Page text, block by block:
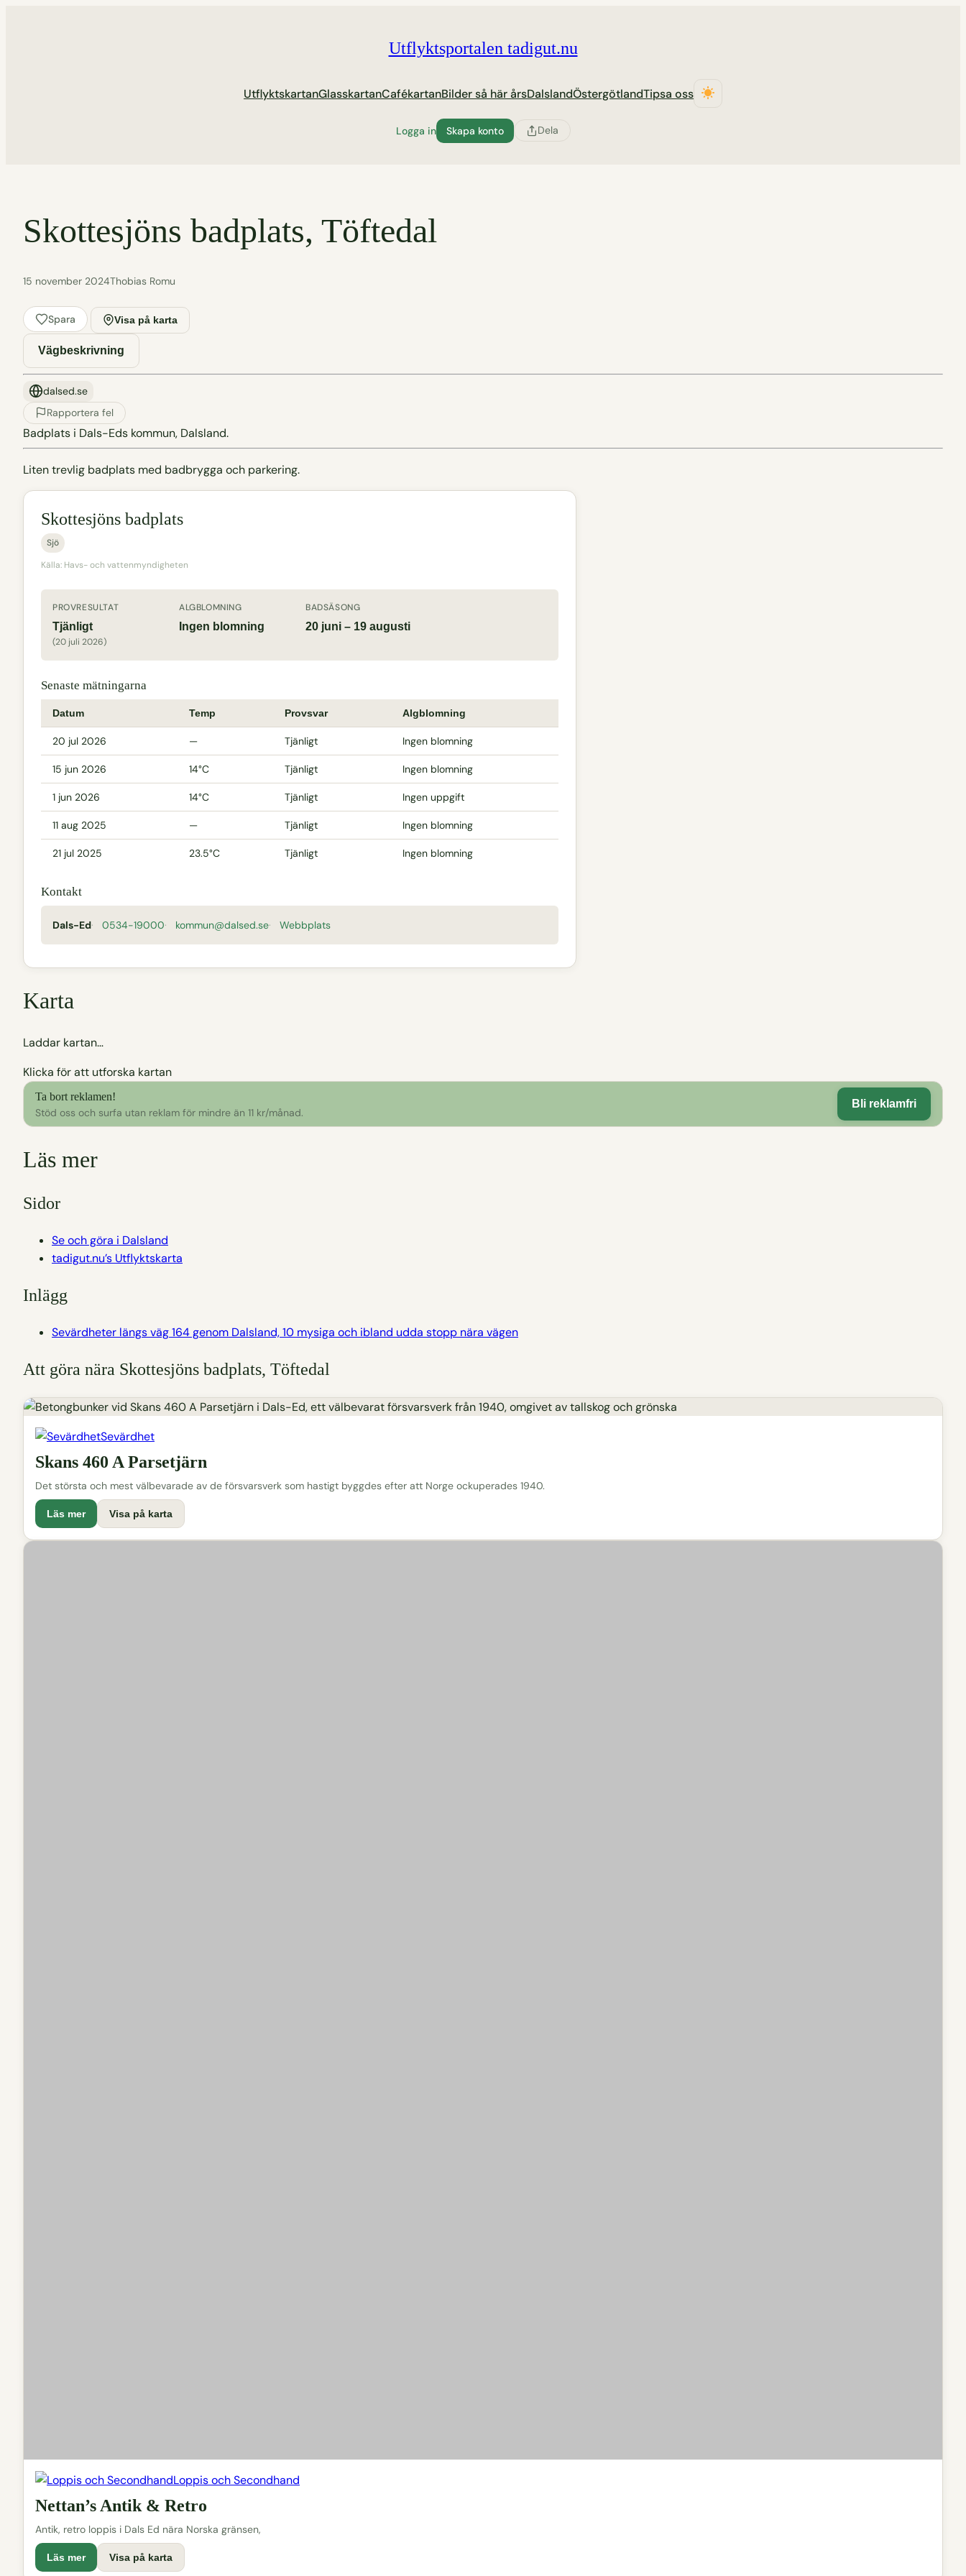
Utflyktsportalen tadigut.nu
UtflyktskartanGlasskartanCafékartanBilder så här årsDalslandÖstergötlandTipsa oss
Logga in Skapa konto Dela
Skottesjöns badplats, Töftedal
15 november 2024Thobias Romu
Spara Visa på karta
Vägbeskrivning
dalsed.se
Rapportera fel
Badplats i Dals-Eds kommun, Dalsland.
Liten trevlig badplats med badbrygga och parkering.
Skottesjöns badplats
Sjö
Källa: Havs- och vattenmyndigheten
PROVRESULTAT
Tjänligt
(20 juli 2026)
ALGBLOMNING
Ingen blomning
BADSÄSONG
20 juni – 19 augusti
Senaste mätningarna
Datum Temp Provsvar Algblomning
20 jul 2026 — Tjänligt Ingen blomning
15 jun 2026 14°C Tjänligt Ingen blomning
1 jun 2026 14°C Tjänligt Ingen uppgift
11 aug 2025 — Tjänligt Ingen blomning
21 jul 2025 23.5°C Tjänligt Ingen blomning
Kontakt
Dals-Ed 0534-19000 kommun@dalsed.se Webbplats
Karta
Laddar kartan…
Klicka för att utforska kartan
Ta bort reklamen!
Stöd oss och surfa utan reklam för mindre än 11 kr/månad.
Bli reklamfri
Läs mer
Sidor
Se och göra i Dalsland
tadigut.nu’s Utflyktskarta
Inlägg
Sevärdheter längs väg 164 genom Dalsland, 10 mysiga och ibland udda stopp nära vägen
Att göra nära Skottesjöns badplats, Töftedal
Sevärdhet
Skans 460 A Parsetjärn
Det största och mest välbevarade av de försvarsverk som hastigt byggdes efter att Norge ockuperades 1940.
Läs mer Visa på karta
Loppis och Secondhand
Nettan’s Antik & Retro
Antik, retro loppis i Dals Ed nära Norska gränsen,
Läs mer Visa på karta